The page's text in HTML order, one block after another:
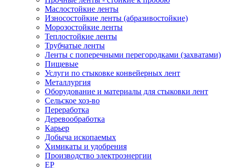
Маслостойкие ленты
Износостойкие ленты (абразивостойкие)
Морозостойкие ленты
Теплостойкие ленты
Трубчатые ленты
Ленты с поперечными перегородками (захватами)
Пищевые
Услуги по стыковке конвейерных лент
Металлургия
Оборудование и материалы для стыковки лент
Сельское хоз-во
Переработка
Деревообработка
Карьер
Добыча ископаемых
Химикаты и удобрения
Производство электроэнергии
EP